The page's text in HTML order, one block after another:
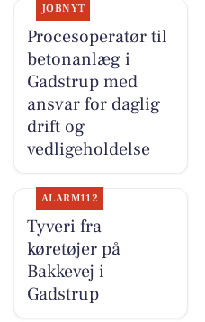
JOBNYT
Procesoperatør til
betonanlæg i
Gadstrup med
ansvar for daglig
drift og
vedligeholdelse
ALARM112
Tyveri fra
køretøjer på
Bakkevej i
Gadstrup